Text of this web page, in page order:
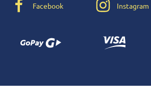
Facebook Instagram